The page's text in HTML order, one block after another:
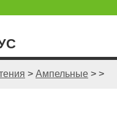
> Ампельные > >